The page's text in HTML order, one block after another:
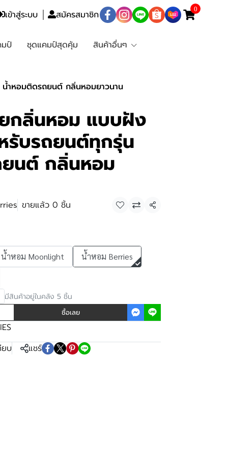
เข้าสู่ระบบ สมัครสมาชิก 0
ป์ ชุดแคมป์สุดคุ้ม สินค้าอื่นๆ
น้ำหอมติดรถยนต์ กลิ่นหอมยาวนาน
ยกลิ่นหอม แบบฝัง
รับรถยนต์ทุกรุ่น
นต์ กลิ่นหอม
ขายแล้ว 0 ชิ้น แชร์
น้ำหอม Moonlight
น้ำหอม Berries
มีสินค้าอยู่ในคลัง 5 ชิ้น
ซื้อเลย
ยบ แชร์